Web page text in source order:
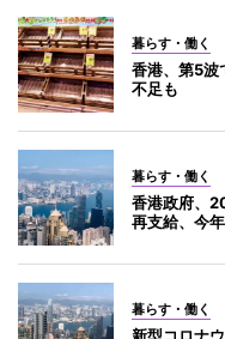
暮らす・働く
香港、第5波
不足も
暮らす・働く
香港政府、
再支給、今
暮らす・働く
新型コロナ